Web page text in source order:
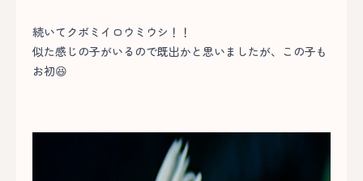
続いてクボミイロウミウシ！！
似た感じの子がいるので既出かと思いましたが、この子も
お初😆